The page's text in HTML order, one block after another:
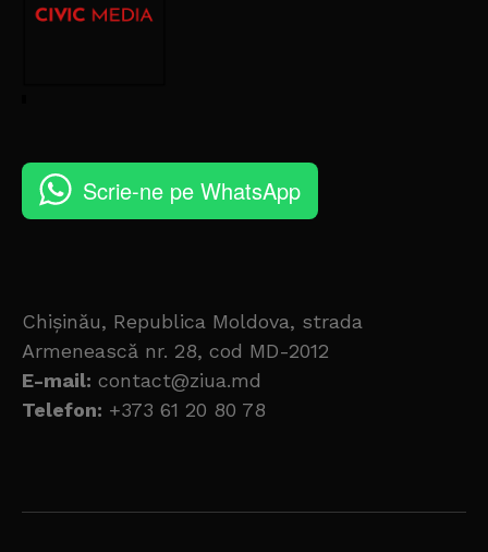
Scrie-ne pe WhatsApp
Chișinău, Republica Moldova, strada
Armenească nr. 28, cod MD-2012
E-mail: contact@ziua.md
Telefon: +373 61 20 80 78